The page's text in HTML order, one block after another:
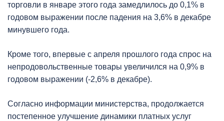
торговли в январе этого года замедлилось до 0,1% в
годовом выражении после падения на 3,6% в декабре
минувшего года.
Кроме того, впервые с апреля прошлого года спрос на
непродовольственные товары увеличился на 0,9% в
годовом выражении (-2,6% в декабре).
Согласно информации министерства, продолжается
постепенное улучшение динамики платных услуг